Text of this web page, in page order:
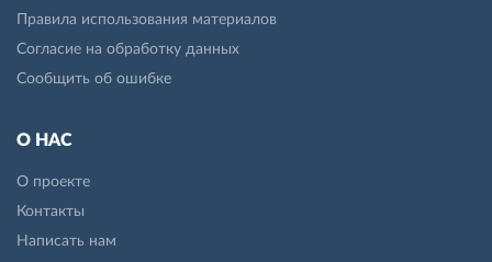
Правила использования материалов
Согласие на обработку данных
Сообщить об ошибке
О НАС
О проекте
Контакты
Написать нам